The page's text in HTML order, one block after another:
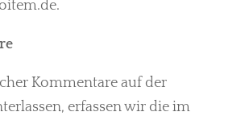
Kommentare auf der
erfassen wir die im